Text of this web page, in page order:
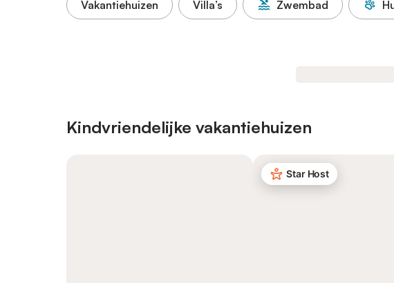
Vakantiehuizen Villa’s Zwembad
Kindvriendelijke vakantiehuizen
Star Host